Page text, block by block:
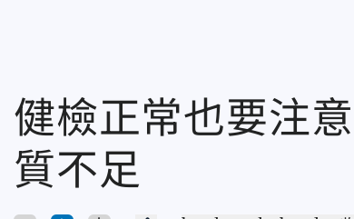
健檢正常也要注
質不足